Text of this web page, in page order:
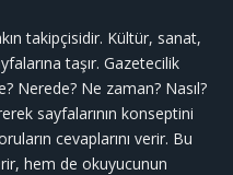
takipçisidir. Kültür, sanat,
taşır. Gazetecilik
Nerede? Ne zaman? Nasıl?
sayfalarının konseptini
cevaplarını verir. Bu
hem de okuyucunun